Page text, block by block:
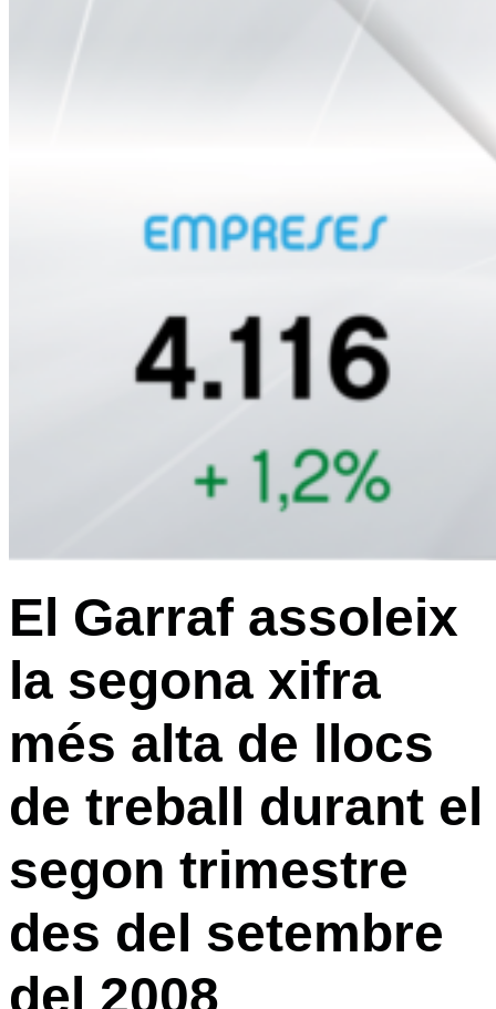
El Garraf assoleix
la segona xifra
més alta de llocs
de treball durant el
segon trimestre
des del setembre
del 2008